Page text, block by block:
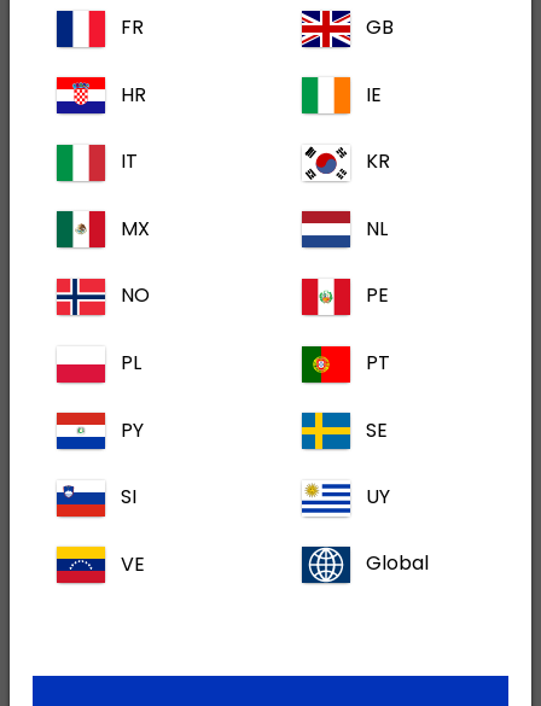
Vrsta prakse
Adresa i poštanski broj
Email*
Telefon
FR GB
HR IE
IT KR
MX NL
NO PE
PL PT
PY SE
SI UY
VE Global